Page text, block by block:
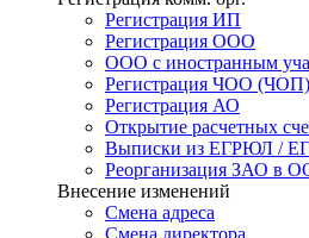
Регистрация ИП
Регистрация ООО
ООО с иностранным
Регистрация ЧОО (ЧОП)
Регистрация АО
Открытие расчетных
Выписки из ЕГРЮЛ /
Реорганизация ЗАО в
Внесение изменений
Смена адреса
Смена директора